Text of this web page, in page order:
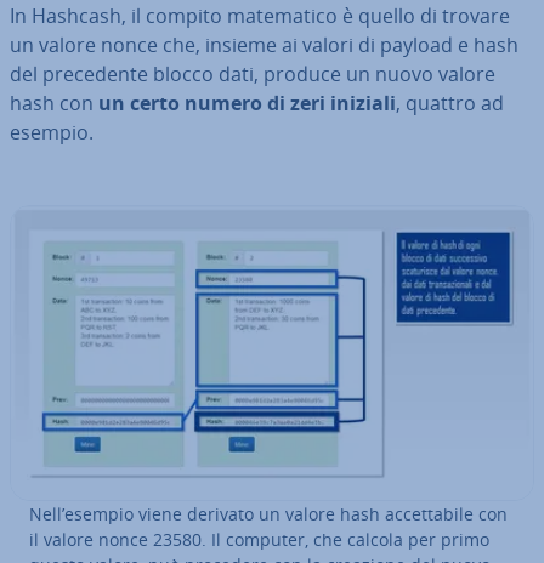
In Hashcash, il compito ma­te­ma­ti­co è quello di trovare
un valore nonce che, insieme ai valori di payload e hash
del pre­ce­den­te blocco dati, produce un nuovo valore
hash con un certo numero di zeri iniziali, quattro ad
esempio.
Nell’esempio viene derivato un valore hash ac­cet­ta­bi­le con
il valore nonce 23580. Il computer, che calcola per primo